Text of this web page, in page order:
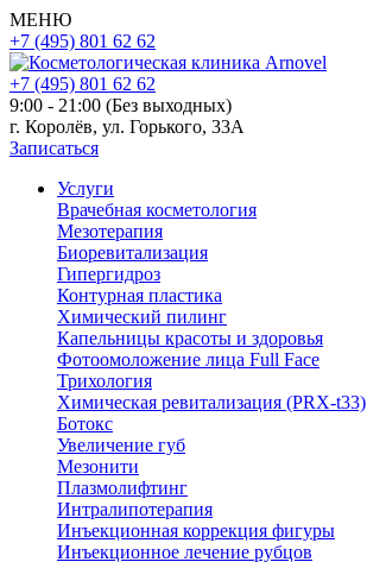
МЕНЮ
+7 (495) 801 62 62
+7 (495) 801 62 62
9:00 - 21:00 (Без выходных)
г. Королёв, ул. Горького, 33А
Записаться
Услуги
Врачебная косметология
Мезотерапия
Биоревитализация
Гипергидроз
Контурная пластика
Химический пилинг
Капельницы красоты и здоровья
Фотоомоложение лица Full Face
Трихология
Химическая ревитализация (PRX-t33)
Ботокс
Увеличение губ
Мезонити
Плазмолифтинг
Интралипотерапия
Инъекционная коррекция фигуры
Инъекционное лечение рубцов